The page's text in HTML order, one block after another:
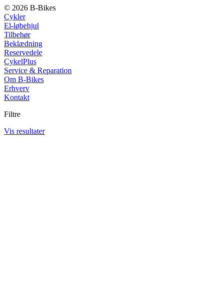
© 2026 B-Bikes
Cykler
El-løbehjul
Tilbehør
Beklædning
Reservedele
CykelPlus
Service & Reparation
Om B-Bikes
Erhverv
Kontakt
Filtre
Vis resultater